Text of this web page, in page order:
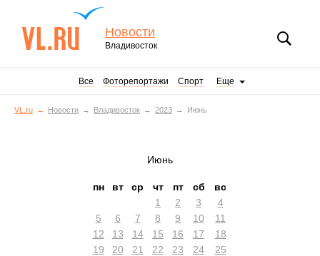
Новости
Владивосток
Все Фоторепортажи Спорт Еще
VL.ru Новости Владивосток 2023 Июнь
Июнь
пн вт ср чт пт сб
вс
1
2 3
4
5
6 7 8 9 10
11
12
13 14 15 16 17
18
19
20 21 22 23 24
25